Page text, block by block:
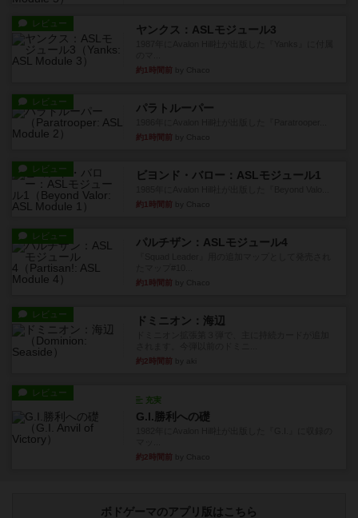
レビュー ヤンクス：ASLモジュール3
約1時間前
レビュー パラトルーパー
約1時間前
レビュー ビヨンド・バロー：ASLモジュール1
約1時間前
レビュー パルチザン：ASLモジュール4
約1時間前
レビュー ドミニオン：海辺
約2時間前
レビュー
充実
G.I.勝利への礎
約2時間前
ボドゲーマのアプリ版はこちら